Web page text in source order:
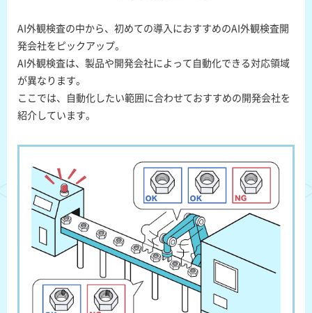
AI外観検査の中から、初めての導入におすすめのAI外観検査開
発会社をピックアップ。
AI外観検査は、製品や開発会社によって自動化できる対応領域
が異なります。
ここでは、自動化したい範囲に合わせておすすめの開発会社を
紹介しています。